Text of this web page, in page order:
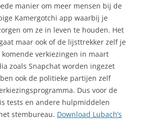
manier om meer mensen bij de
Kamergotchi app waarbij je
om ze in leven te houden. Het
maar ook of de lijsttrekker zelf je
verkiezingen in maart
zoals Snapchat worden ingezet
ook de politieke partijen zelf
Dus voor de
tests en andere hulpmiddelen
stembureau. Download Lubach’s